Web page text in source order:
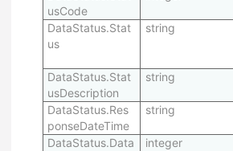
usCode
DataStatus.Stat
us
string
DataStatus.Stat
usDescription
string
DataStatus.Res
ponseDateTime
string
DataStatus.Data
integer